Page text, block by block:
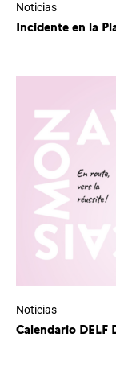
Noticias
Incidente en la
Noticias
Calendario DELF